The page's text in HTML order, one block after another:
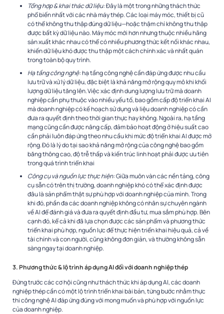
Tổng hợp & khai thác dữ liệu:Đây là một trong những thách thức
phổ biến nhất với các nhà máy thép. Các loại máy móc, thiết bị cũ
có thể không thu thập đúng dữ liệu—hoặc thậm chí không thu thập
được bất kỳ dữ liệu nào. Máy móc mới hơn nhưng thuộc nhiều hãng
sản xuất khác nhau có thể có nhiều phương thức kết nối khác nhau,
khiến dữ liệu khó được thu thập một cách chính xác và nhất quán
trong toàn bộ quy trình.
Hạ tầng công nghệ:hạ tầng công nghệ cần đáp ứng được nhu cầu
lưu trữ và xử lý dữ liệu, đặc biệt là khả năng mở rộng quy mô khi khối
lượng dữ liệu tăng lên. Việc xác định dung lượng lưu trữ mà doanh
nghiệp cần phụ thuộc vào nhiều yếu tố, bao gồm cấp độ triển khai AI
mà doanh nghiệp có kế hoạch sử dụng và liệu doanh nghiệp có cần
đưa ra quyết định theo thời gian thực hay không. Ngoài ra, hạ tầng
mạng cũng cần được nâng cấp, đảm bảo hoạt động ở hiệu suất cao
cần phải luôn đáp ứng theo nhu cầu khi mức độ triển khai AI được mở
rộng. Đó là lý do tại sao khả năng mở rộng của công nghệ bao gồm
băng thông cao, độ trễ thấp và kiến trúc linh hoạt phải được ưu tiên
trong quá trình triển khai
Công cụ và nguồn lực thực hiện:Giữa muôn vàn các nền tảng, công
cụ sẵn có trên thị trường, doanh nghiệp khó có thể xác định được
đâu là sản phẩm thật sự phù hợp với doanh nghiệp của mình. Trong
khi đó, phần đa các doanh nghiệp không có nhân sự chuyên ngành
về AI để đánh giá và đưa ra quyết định đầu tư, mua sắm phù hợp. Bên
cạnh đó, kể cả khi đã lựa chọn được các sản phẩm và phương thức
triển khai phù hợp, nguồn lực để thực hiện triển khai hiệu quả, cả về
tài chính và con người, cũng không đơn giản, và thường không sẵn
sàng ngay tại doanh nghiệp.
3. Phương thức & lộ trình áp dụng AI đối với doanh nghiệp thép
Đứng trước các cơ hội cũng như thách thức khi áp dụng AI, các doanh
nghiệp thép cần có một lộ trình triển khai bài bản, từng bước nhằm thực
thi công nghệ AI đáp ứng đúng với mong muốn và phù hợp với nguồn lực
của doanh nghiệp.